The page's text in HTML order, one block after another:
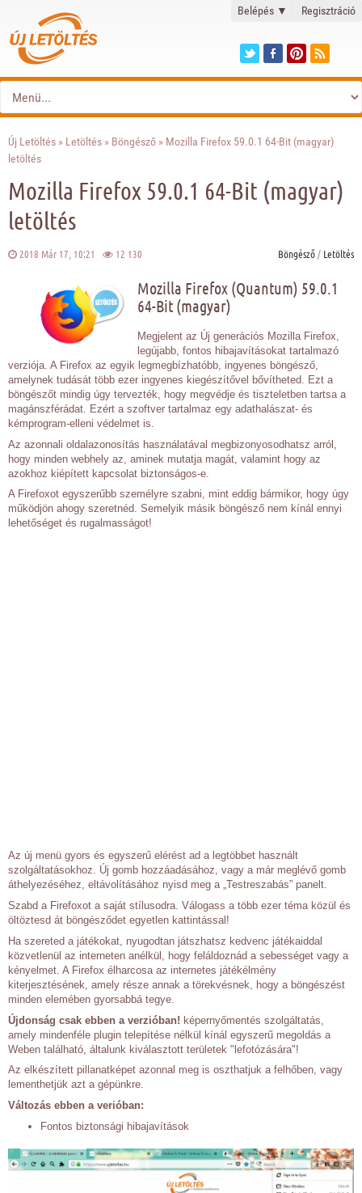
Belépés ▼ Regisztráció
Új Letöltés » Letöltés » Böngésző » Mozilla Firefox 59.0.1 64-Bit (magyar)
letöltés
Mozilla Firefox 59.0.1 64-Bit (magyar)
letöltés
2018 Már 17, 10:21 12 130 Böngésző/ Letöltés
Mozilla Firefox (Quantum) 59.0.1
64-Bit (magyar)
Megjelent az Új generációs Mozilla Firefox,
legújabb, fontos hibajavításokat tartalmazó
verziója. A Firefox az egyik legmegbízhatóbb, ingyenes böngésző,
amelynek tudását több ezer ingyenes kiegészítővel bővítheted. Ezt a
böngészőt mindig úgy tervezték, hogy megvédje és tiszteletben tartsa a
magánszférádat. Ezért a szoftver tartalmaz egy adathalászat- és
kémprogram-elleni védelmet is.
Az azonnali oldalazonosítás használatával megbizonyosodhatsz arról,
hogy minden webhely az, aminek mutatja magát, valamint hogy az
azokhoz kiépített kapcsolat biztonságos-e.
A Firefoxot egyszerűbb személyre szabni, mint eddig bármikor, hogy úgy
működjön ahogy szeretnéd. Semelyik másik böngésző nem kínál ennyi
lehetőséget és rugalmasságot!
Az új menü gyors és egyszerű elérést ad a legtöbbet használt
szolgáltatásokhoz. Új gomb hozzáadásához, vagy a már meglévő gomb
áthelyezéséhez, eltávolításához nyisd meg a „Testreszabás” panelt.
Szabd a Firefoxot a saját stílusodra. Válogass a több ezer téma közül és
öltöztesd át böngésződet egyetlen kattintással!
Ha szereted a játékokat, nyugodtan játszhatsz kedvenc játékaiddal
közvetlenül az interneten anélkül, hogy feláldoznád a sebességet vagy a
kényelmet. A Firefox élharcosa az internetes játékélmény
kiterjesztésének, amely része annak a törekvésnek, hogy a böngészést
minden elemében gyorsabbá tegye.
Újdonság csak ebben a verzióban! képernyőmentés szolgáltatás,
amely mindenféle plugin telepítése nélkül kínál egyszerű megoldás a
Weben található, általunk kiválasztott területek "lefotózására"!
Az elkészített pillanatképet azonnal meg is oszthatjuk a felhőben, vagy
lementhetjük azt a gépünkre.
Változás ebben a verióban:
Fontos biztonsági hibajavítások